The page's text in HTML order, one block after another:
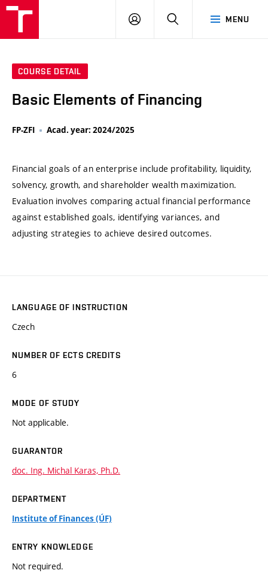
MENU
LOG
SEARCH
COURSE DETAIL
Basic Elements of Financing
FP-ZFI Acad. year: 2024/2025
Financial goals of an enterprise include profitability, liquidity,
solvency, growth, and shareholder wealth maximization.
Evaluation involves comparing actual financial performance
against established goals, identifying variances, and
adjusting strategies to achieve desired outcomes.
LANGUAGE OF INSTRUCTION
Czech
NUMBER OF ECTS CREDITS
6
MODE OF STUDY
Not applicable.
GUARANTOR
doc. Ing. Michal Karas, Ph.D.
DEPARTMENT
Institute of Finances (ÚF)
ENTRY KNOWLEDGE
Not required.